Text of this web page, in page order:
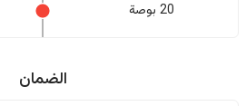
20 بوصة
الضمان